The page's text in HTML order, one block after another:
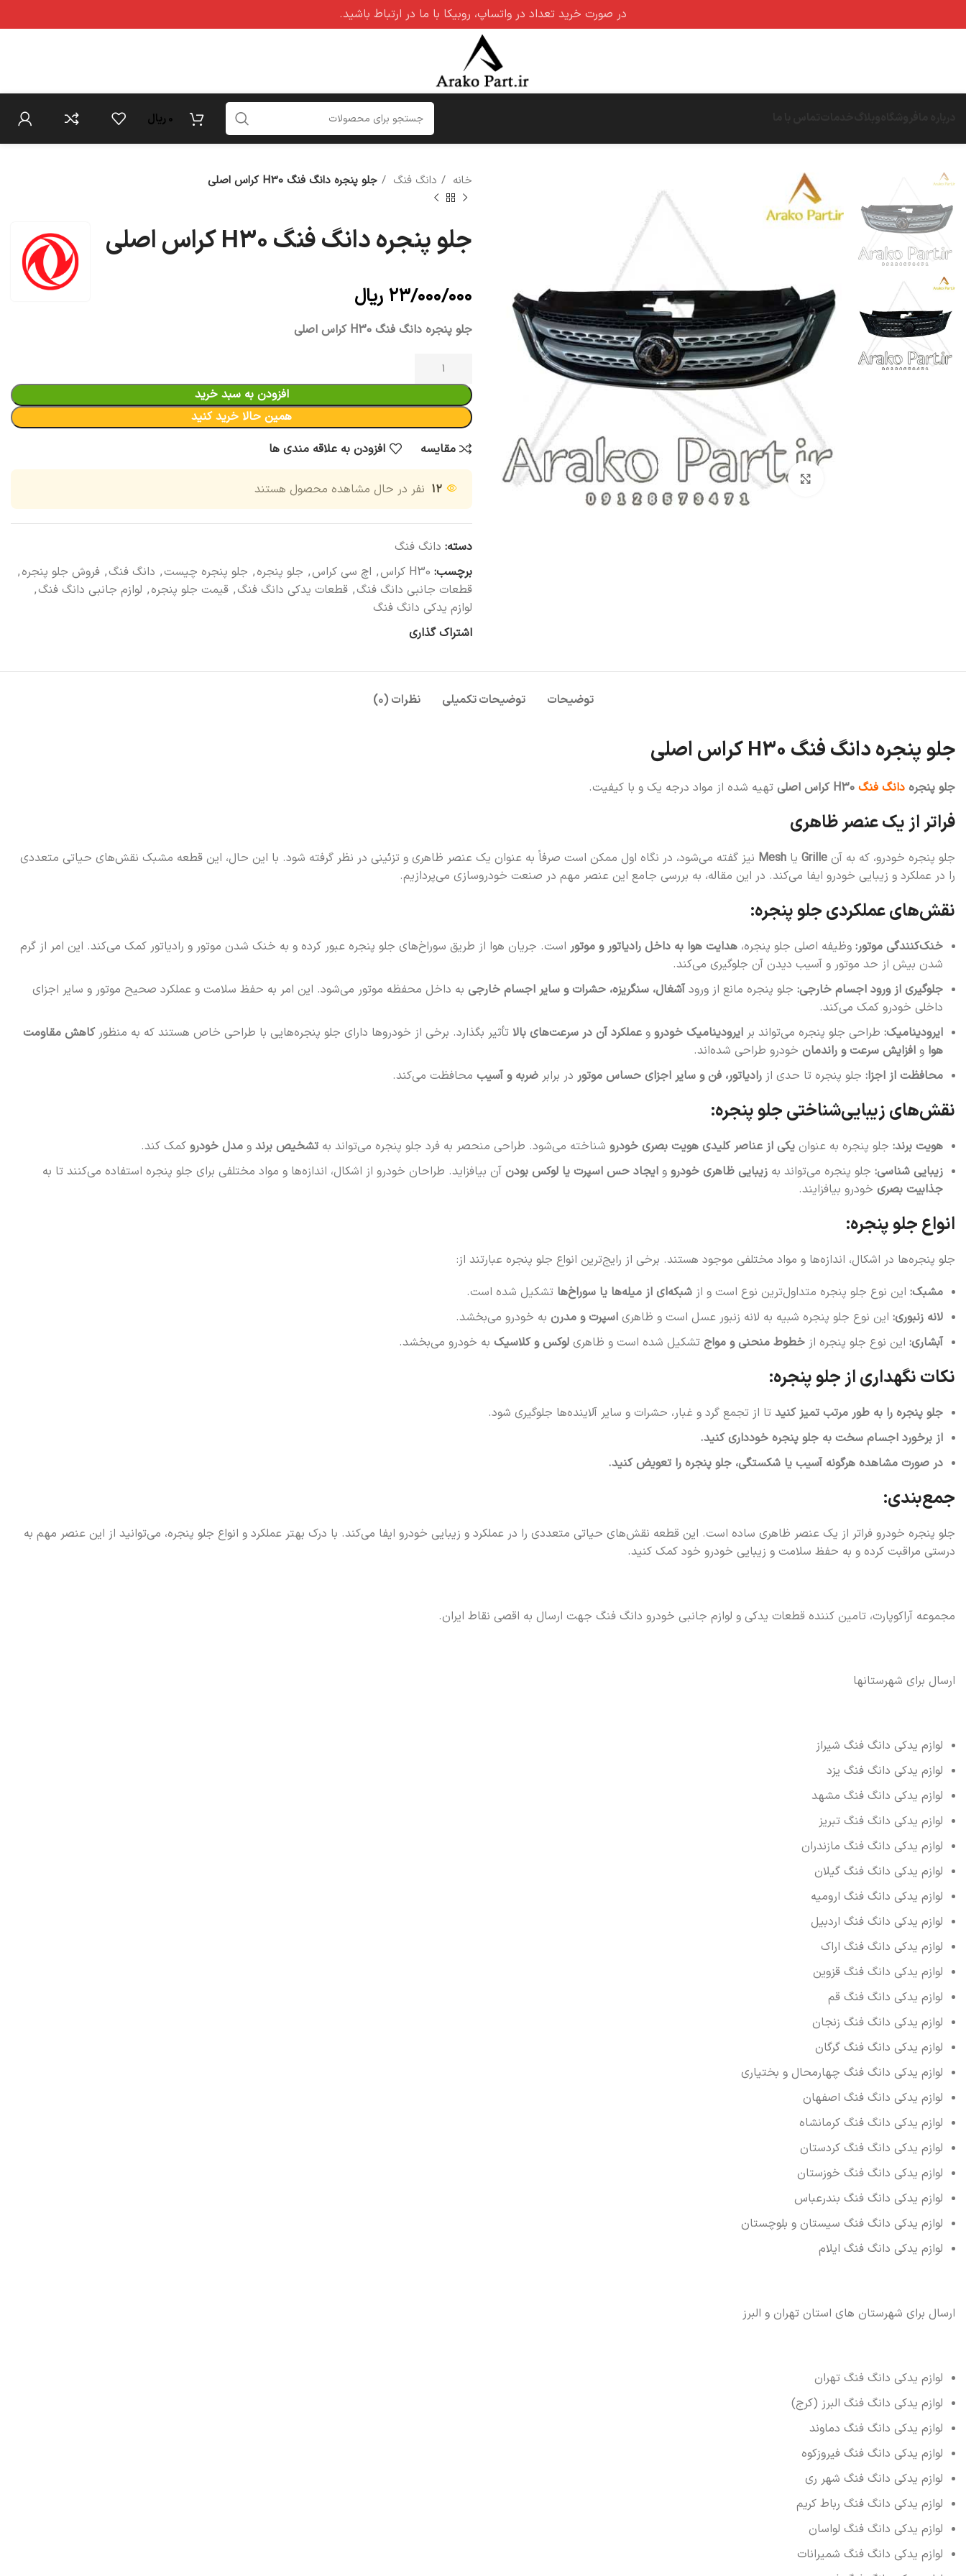
0 ریال
برای بزرگنمایی کلیک کنید
خانه دانگ فنگ جلو پنجره دانگ فنگ H30 کراس اصلی
جلو پنجره دانگ فنگ H30 کراس اصلی
۲۳/۰۰۰/۰۰۰ ریال
جلو پنجره دانگ فنگ H30 کراس اصلی
افزودن به سبد خرید
همین حالا خرید کنید
مقایسه
افزودن به علاقه مندی ها
۱۲ نفر در حال مشاهده محصول هستند
دسته: دانگ فنگ
برچسب: H30 کراس , اچ سی کراس, جلو پنجره, جلو پنجره چیست, دانگ فنگ, فروش جلو پنجره,
قطعات جانبی دانگ فنگ, قطعات یدکی دانگ فنگ, قیمت جلو پنجره, لوازم جانبی دانگ فنگ,
لوازم یدکی دانگ فنگ
اشتراک گذاری
توضیحات توضیحات تکمیلی نظرات (۰)
جلو پنجره دانگ فنگ H30 کراس اصلی
جلو پنجره دانگ فنگ تهیه شده از مواد درجه یک و با کیفیت.
فراتر از یک عنصر ظاهری
جلو پنجره خودرو، که به آن Grille یا Mesh نیز گفته می‌شود، در نگاه اول ممکن است صرفاً به عنوان یک عنصر ظاهری و تزئینی در نظر گرفته شود. با این حال، این قطعه مشبک نقش‌های حیاتی متعددی
را در عملکرد و زیبایی خودرو ایفا می‌کند. در این مقاله، به بررسی جامع این عنصر مهم در صنعت خودروسازی می‌پردازیم.
نقش‌های عملکردی جلو پنجره:
خنک‌کنندگی موتور: وظیفه اصلی جلو پنجره، هدایت هوا به داخل رادیاتور و موتور است. جریان هوا از طریق سوراخ‌های جلو پنجره عبور کرده و به خنک شدن موتور و رادیاتور کمک می‌کند. این امر از گرم
شدن بیش از حد موتور و آسیب دیدن آن جلوگیری می‌کند.
جلوگیری از ورود اجسام خارجی: جلو پنجره مانع از ورودآشغال، سنگریزه، حشرات و سایر اجسام خارجی به داخل محفظه موتور می‌شود. این امر به حفظ سلامت و عملکرد صحیح موتور و سایر اجزای
داخلی خودرو کمک می‌کند.
ایرودینامیک: طراحی جلو پنجره می‌تواند بر ایرودینامیک خودرو و عملکرد آن در سرعت‌های بالا تأثیر بگذارد. برخی از خودروها دارای جلو پنجره‌هایی با طراحی خاص هستند که به منظورکاهش مقاومت
هوا و افزایش سرعت و راندمان خودرو طراحی شده‌اند.
محافظت از اجزا: جلو پنجره تا حدی از رادیاتور، فن و سایر اجزای حساس موتور در برابر ضربه و آسیب محافظت می‌کند.
نقش‌های زیبایی‌شناختی جلو پنجره:
هویت برند: جلو پنجره به عنوان یکی از عناصر کلیدی هویت بصری خودرو شناخته می‌شود. طراحی منحصر به فرد جلو پنجره می‌تواند به تشخیص برند و مدل خودرو کمک کند.
زیبایی شناسی: جلو پنجره می‌تواند به زیبایی ظاهری خودرو و ایجاد حس اسپرت یا لوکس بودن آن بیافزاید. طراحان خودرو از اشکال، اندازه‌ها و مواد مختلفی برای جلو پنجره استفاده می‌کنند تا به
جذابیت بصری خودرو بیافزایند.
انواع جلو پنجره:
جلو پنجره‌ها در اشکال، اندازه‌ها و مواد مختلفی موجود هستند. برخی از رایج‌ترین انواع جلو پنجره عبارتند از:
مشبک: این نوع جلو پنجره متداول‌ترین نوع است و از شبکه‌ای از میله‌ها یا سوراخ‌ها تشکیل شده است.
لانه زنبوری: این نوع جلو پنجره شبیه به لانه زنبور عسل است و ظاهری اسپرت و مدرن به خودرو می‌بخشد.
آبشاری: این نوع جلو پنجره از خطوط منحنی و مواج تشکیل شده است و ظاهری لوکس و کلاسیک به خودرو می‌بخشد.
نکات نگهداری از جلو پنجره:
جلو پنجره را به طور مرتب تمیز کنید تا از تجمع گرد و غبار، حشرات و سایر آلاینده‌ها جلوگیری شود.
از برخورد اجسام سخت به جلو پنجره خودداری کنید.
در صورت مشاهده هرگونه آسیب یا شکستگی، جلو پنجره را تعویض کنید.
جمع‌بندی:
جلو پنجره خودرو فراتر از یک عنصر ظاهری ساده است. این قطعه نقش‌های حیاتی متعددی را در عملکرد و زیبایی خودرو ایفا می‌کند. با درک بهتر عملکرد و انواع جلو پنجره، می‌توانید از این عنصر مهم به
درستی مراقبت کرده و به حفظ سلامت و زیبایی خودرو خود کمک کنید.
مجموعه آراکوپارت، تامین کننده قطعات یدکی و لوازم جانبی خودرو دانگ فنگ جهت ارسال به اقصی نقاط ایران.
ارسال برای شهرستانها
لوازم یدکی دانگ فنگ شیراز
لوازم یدکی دانگ فنگ یزد
لوازم یدکی دانگ فنگ مشهد
لوازم یدکی دانگ فنگ تبریز
لوازم یدکی دانگ فنگ مازندران
لوازم یدکی دانگ فنگ گیلان
لوازم یدکی دانگ فنگ ارومیه
لوازم یدکی دانگ فنگ اردبیل
لوازم یدکی دانگ فنگ اراک
لوازم یدکی دانگ فنگ قزوین
لوازم یدکی دانگ فنگ قم
لوازم یدکی دانگ فنگ زنجان
لوازم یدکی دانگ فنگ گرگان
لوازم یدکی دانگ فنگ چهارمحال و بختیاری
لوازم یدکی دانگ فنگ اصفهان
لوازم یدکی دانگ فنگ کرمانشاه
لوازم یدکی دانگ فنگ کردستان
لوازم یدکی دانگ فنگ خوزستان
لوازم یدکی دانگ فنگ بندرعباس
لوازم یدکی دانگ فنگ سیستان و بلوچستان
لوازم یدکی دانگ فنگ ایلام
ارسال برای شهرستان های استان تهران و البرز
لوازم یدکی دانگ فنگ تهران
لوازم یدکی دانگ فنگ البرز (کرج)
لوازم یدکی دانگ فنگ دماوند
لوازم یدکی دانگ فنگ فیروزکوه
لوازم یدکی دانگ فنگ شهر ری
لوازم یدکی دانگ فنگ رباط کریم
لوازم یدکی دانگ فنگ لواسان
لوازم یدکی دانگ فنگ شمیرانات
در صورت خرید تعداد در واتساپ، روبیکا با ما در ارتباط باشید.